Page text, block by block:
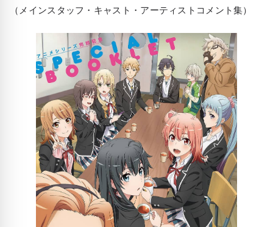
（メインスタッフ・キャスト・アーティストコメント集）